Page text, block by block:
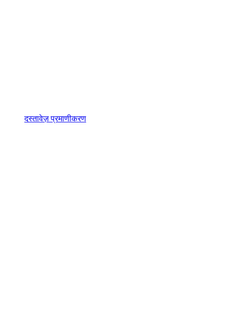
दस्तावेज़ प्रमाणीकरण